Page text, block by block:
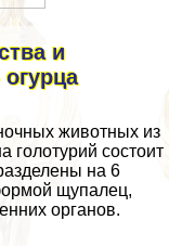
и
животных из
голотурий состоит
на 6
щупалец,
органов.